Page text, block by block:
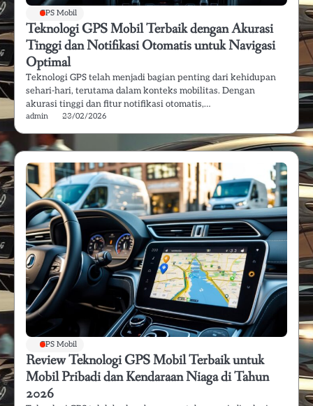
GPS Mobil
Teknologi GPS Mobil Terbaik dengan Akurasi
Tinggi dan Notifikasi Otomatis untuk Navigasi
Optimal
Teknologi GPS telah menjadi bagian penting dari kehidupan
sehari-hari, terutama dalam konteks mobilitas. Dengan
akurasi tinggi dan fitur notifikasi otomatis,…
admin 23/02/2026
GPS Mobil
Review Teknologi GPS Mobil Terbaik untuk
Mobil Pribadi dan Kendaraan Niaga di Tahun
2026